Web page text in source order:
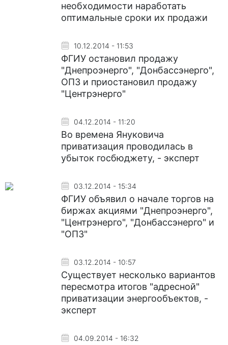
необходимости наработать
оптимальные сроки их продажи
10.12.2014 - 11:53
ФГИУ остановил продажу
"Днепроэнерго", "Донбассэнерго",
ОПЗ и приостановил продажу
"Центрэнерго"
04.12.2014 - 11:20
Во времена Януковича
приватизация проводилась в
убыток госбюджету, - эксперт
03.12.2014 - 15:34
ФГИУ объявил о начале торгов на
биржах акциями "Днепроэнерго",
"Центрэнерго", "Донбассэнерго" и
"ОПЗ"
03.12.2014 - 10:57
Существует несколько вариантов
пересмотра итогов "адресной"
приватизации энергообъектов, -
эксперт
04.09.2014 - 16:32